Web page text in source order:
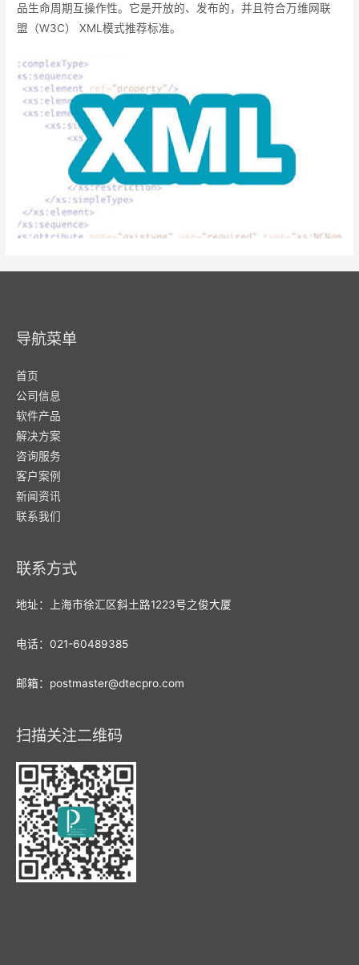
品生命周期互操作性。它是开放的、发布的，并且符合万维网联
盟（W3C） XML模式推荐标准。
导航菜单
首页
公司信息
软件产品
解决方案
咨询服务
客户案例
新闻资讯
联系我们
联系方式
地址：上海市徐汇区斜土路1223号之俊大厦
电话：021-60489385
邮箱：postmaster@dtecpro.com
扫描关注二维码